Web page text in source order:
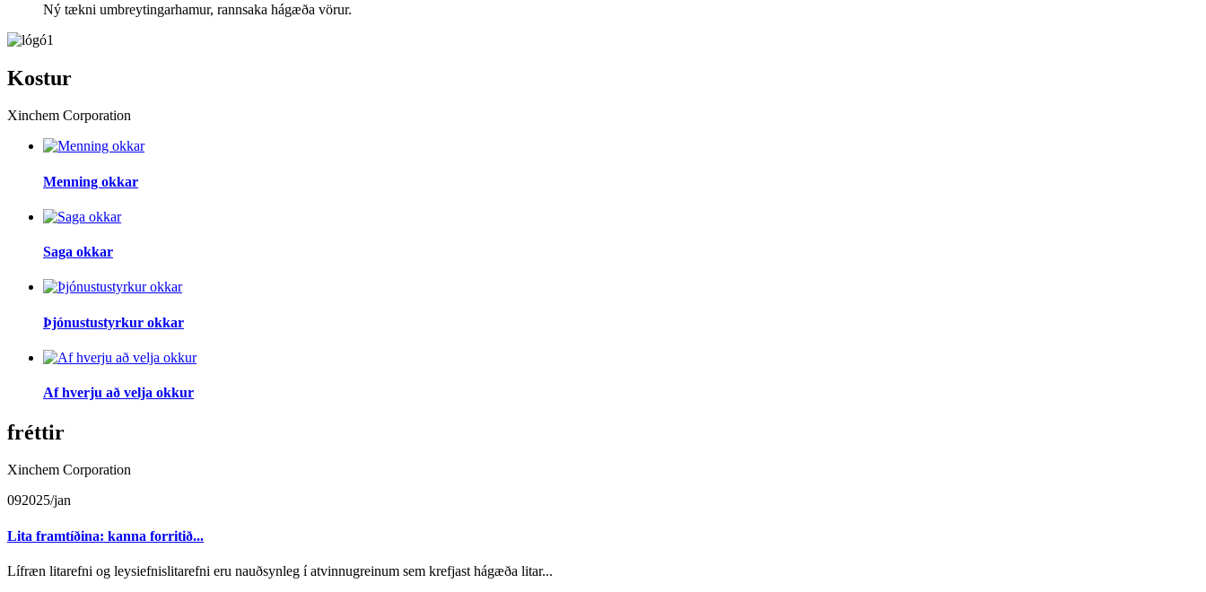
Ný tækni umbreytingarhamur, rannsaka hágæða vörur.
Kostur
Xinchem Corporation
Menning okkar
Saga okkar
Þjónustustyrkur okkar
Af hverju að velja okkur
fréttir
Xinchem Corporation
092025/jan
Lita framtíðina: kanna forritið...
Lífræn litarefni og leysiefnislitarefni eru nauðsynleg í atvinnugreinum sem krefjast hágæða litar...